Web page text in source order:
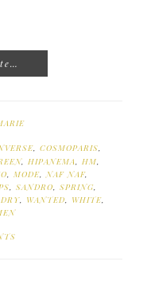
, COSMOPARIS,
, HIPANEMA, HM,
, MODE,NAF NAF,
, SANDRO, SPRING,
, WANTED, WHITE,